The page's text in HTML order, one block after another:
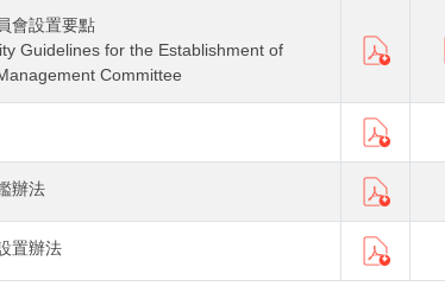
會設置要點
Guidelines for the Establishment of
Committee
辦法
置辦法